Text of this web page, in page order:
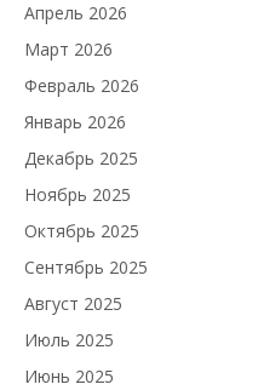
Апрель 2026
Март 2026
Февраль 2026
Январь 2026
Декабрь 2025
Ноябрь 2025
Октябрь 2025
Сентябрь 2025
Август 2025
Июль 2025
Июнь 2025